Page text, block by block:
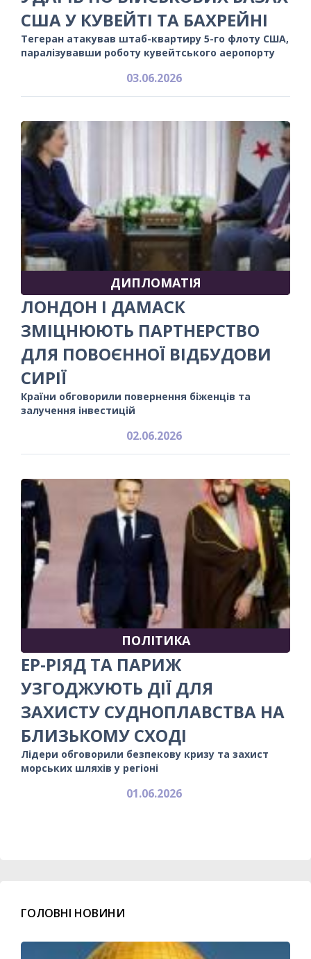
США У КУВЕЙТІ ТА БАХРЕЙНІ
Тегеран атакував штаб-квартиру 5-го флоту США,
паралізувавши роботу кувейтського аеропорту
03.06.2026
ДИПЛОМАТІЯ
ЛОНДОН І ДАМАСК
ЗМІЦНЮЮТЬ ПАРТНЕРСТВО
ДЛЯ ПОВОЄННОЇ ВІДБУДОВИ
СИРІЇ
Країни обговорили повернення біженців та
залучення інвестицій
02.06.2026
ПОЛІТИКА
ЕР-РІЯД ТА ПАРИЖ
УЗГОДЖУЮТЬ ДІЇ ДЛЯ
ЗАХИСТУ СУДНОПЛАВСТВА НА
БЛИЗЬКОМУ СХОДІ
Лідери обговорили безпекову кризу та захист
морських шляхів у регіоні
01.06.2026
ГОЛОВНІ НОВИНИ